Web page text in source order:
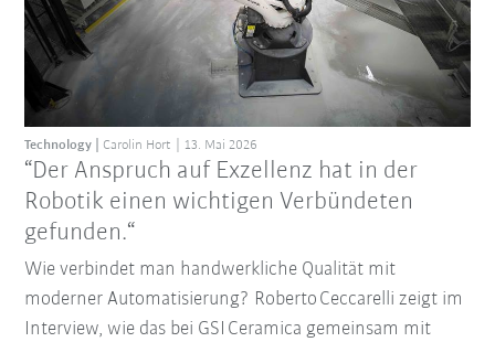
“Der Anspruch auf Exzellenz hat in der
Robotik einen wichtigen Verbündeten
gefunden.“
Technology Carolin Hort 13. Mai 2026
Wie verbindet man handwerkliche Qualität mit
moderner Automatisierung? Roberto Ceccarelli zeigt im
Interview, wie das bei GSI Ceramica gemeinsam mit